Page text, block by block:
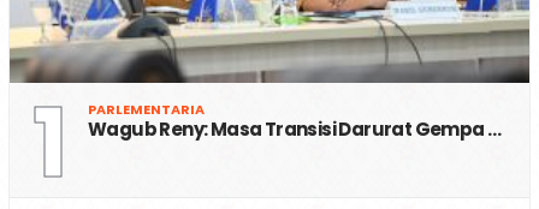
1 PARLEMENTARIA
Wagub Reny: Masa Transisi Darurat Gempa …